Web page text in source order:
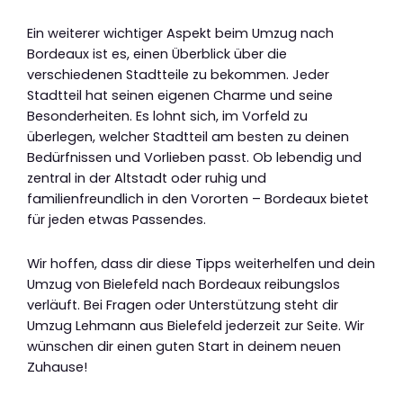
Ein weiterer wichtiger Aspekt beim Umzug nach
Bordeaux ist es, einen Überblick über die
verschiedenen Stadtteile zu bekommen. Jeder
Stadtteil hat seinen eigenen Charme und seine
Besonderheiten. Es lohnt sich, im Vorfeld zu
überlegen, welcher Stadtteil am besten zu deinen
Bedürfnissen und Vorlieben passt. Ob lebendig und
zentral in der Altstadt oder ruhig und
familienfreundlich in den Vororten – Bordeaux bietet
für jeden etwas Passendes.
Wir hoffen, dass dir diese Tipps weiterhelfen und dein
Umzug von Bielefeld nach Bordeaux reibungslos
verläuft. Bei Fragen oder Unterstützung steht dir
Umzug Lehmann aus Bielefeld jederzeit zur Seite. Wir
wünschen dir einen guten Start in deinem neuen
Zuhause!